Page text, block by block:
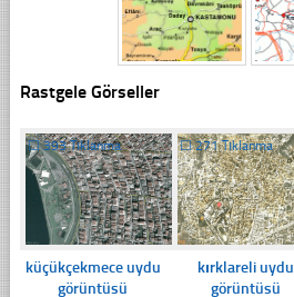
Rastgele Görseller
☐393 Tıklanma
küçükçekmece uydu
görüntüsü
☐271 Tıklanma
kırklareli uydu
görüntüsü